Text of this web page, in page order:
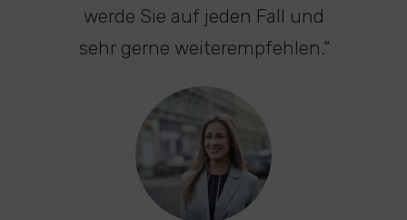
werde Sie auf jeden Fall und
sehr gerne weiterempfehlen.“